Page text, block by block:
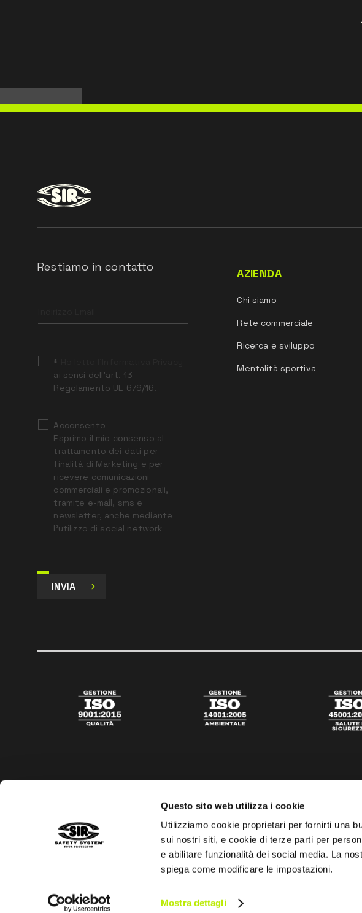
Questo sito web utilizza i cookie
Utilizziamo cookie proprietari per fornirti una
sui nostri siti, e cookie di terze parti per
e abilitare funzionalità dei social media. La
spiega come modificare le impostazioni.
Mostra dettagli
Restiamo in contatto
field
*
ai sensi dell’art. 13
Regolamento UE 679/16.
Acconsento
Esprimo il mio consenso al
trattamento dei dati per
finalità di Marketing e per
ricevere comunicazioni
commerciali e promozionali,
tramite e-mail, sms e
newsletter, anche mediante
l’utilizzo di social network
INVIA
AZIENDA
Chi siamo
Rete commerciale
Ricerca e sviluppo
Mentalità sportiva
Privacy policyCookies policy Trasparenza aiuti di stato